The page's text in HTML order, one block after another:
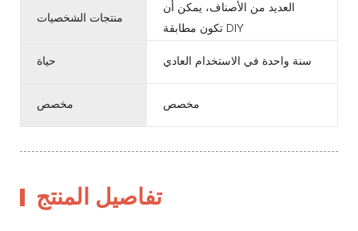
منتجات الشخصيات
العديد من الأصناف، يمكن أن
تكون مطابقة DIY
حياة سنة واحدة في الاستخدام العادي
مخصص مخصص
تفاصيل المنتج